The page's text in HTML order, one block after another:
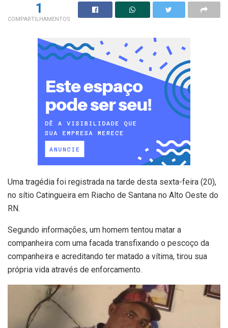
1
COMPARTILHAMENTOS
Uma tragédia foi registrada na tarde desta sexta-feira (20),
no sítio Catingueira em Riacho de Santana no Alto Oeste do
RN.
Segundo informações, um homem tentou matar a
companheira com uma facada transfixando o pescoço da
companheira e acreditando ter matado a vítima, tirou sua
própria vida através de enforcamento.